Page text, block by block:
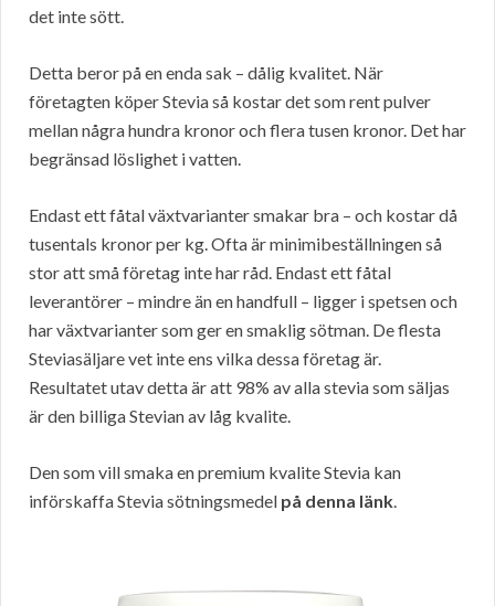
det inte sött.
Detta beror på en enda sak – dålig kvalitet. När
företagten köper Stevia så kostar det som rent pulver
mellan några hundra kronor och flera tusen kronor. Det har
begränsad löslighet i vatten.
Endast ett fåtal växtvarianter smakar bra – och kostar då
tusentals kronor per kg. Ofta är minimibeställningen så
stor att små företag inte har råd. Endast ett fåtal
leverantörer – mindre än en handfull – ligger i spetsen och
har växtvarianter som ger en smaklig sötman. De flesta
Steviasäljare vet inte ens vilka dessa företag är.
Resultatet utav detta är att 98% av alla stevia som säljas
är den billiga Stevian av låg kvalite.
Den som vill smaka en premium kvalite Stevia kan
införskaffa Stevia sötningsmedel på denna länk.